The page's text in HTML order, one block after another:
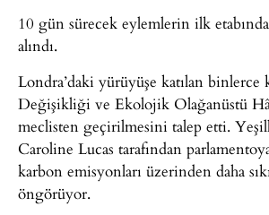
10 gün sürecek eylemlerin ilk
alındı.
Londra’daki yürüyüşe katılan
Değişikliği ve Ekolojik Olağanüstü Hâl
meclisten geçirilmesini talep etti.
Caroline Lucas tarafından
karbon emisyonları üzerinden daha
öngörüyor.